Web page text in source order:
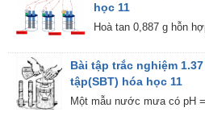
học 11
Hoà tan 0,887 g hỗn
Bài tập trắc nghiệm
tập(SBT) hóa học 11
Một mẫu nước mưa có pH